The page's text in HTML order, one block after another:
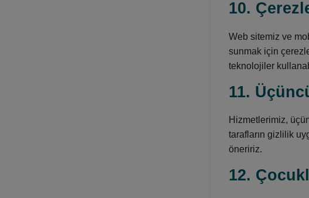
10.
Web sitemiz ve
sunmak için
teknolojiler
11.
Hizmetlerimiz,
tarafların gizlilik
öneririz.
12.